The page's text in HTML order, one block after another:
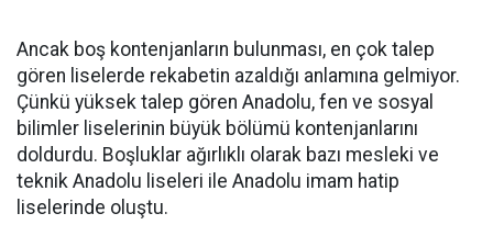
Ancak boş kontenjanların bulunması, en çok talep
gören liselerde rekabetin azaldığı anlamına gelmiyor.
Çünkü yüksek talep gören Anadolu, fen ve sosyal
bilimler liselerinin büyük bölümü kontenjanlarını
doldurdu. Boşluklar ağırlıklı olarak bazı mesleki ve
teknik Anadolu liseleri ile Anadolu imam hatip
liselerinde oluştu.